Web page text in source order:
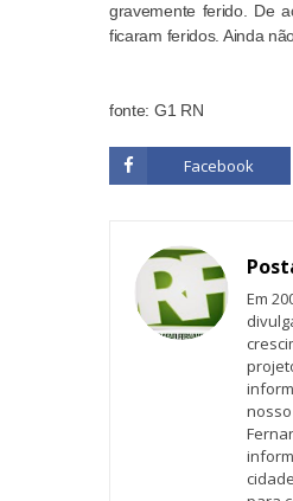
gravemente ferido. De
ficaram feridos. Ainda
fonte: G1 RN
Facebook
Em